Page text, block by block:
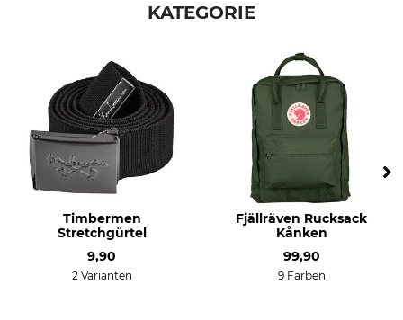
KATEGORIE
Timbermen
Stretchgürtel
9,90
2 Varianten
Fjällräven Rucksack
Kånken
99,90
9 Farben